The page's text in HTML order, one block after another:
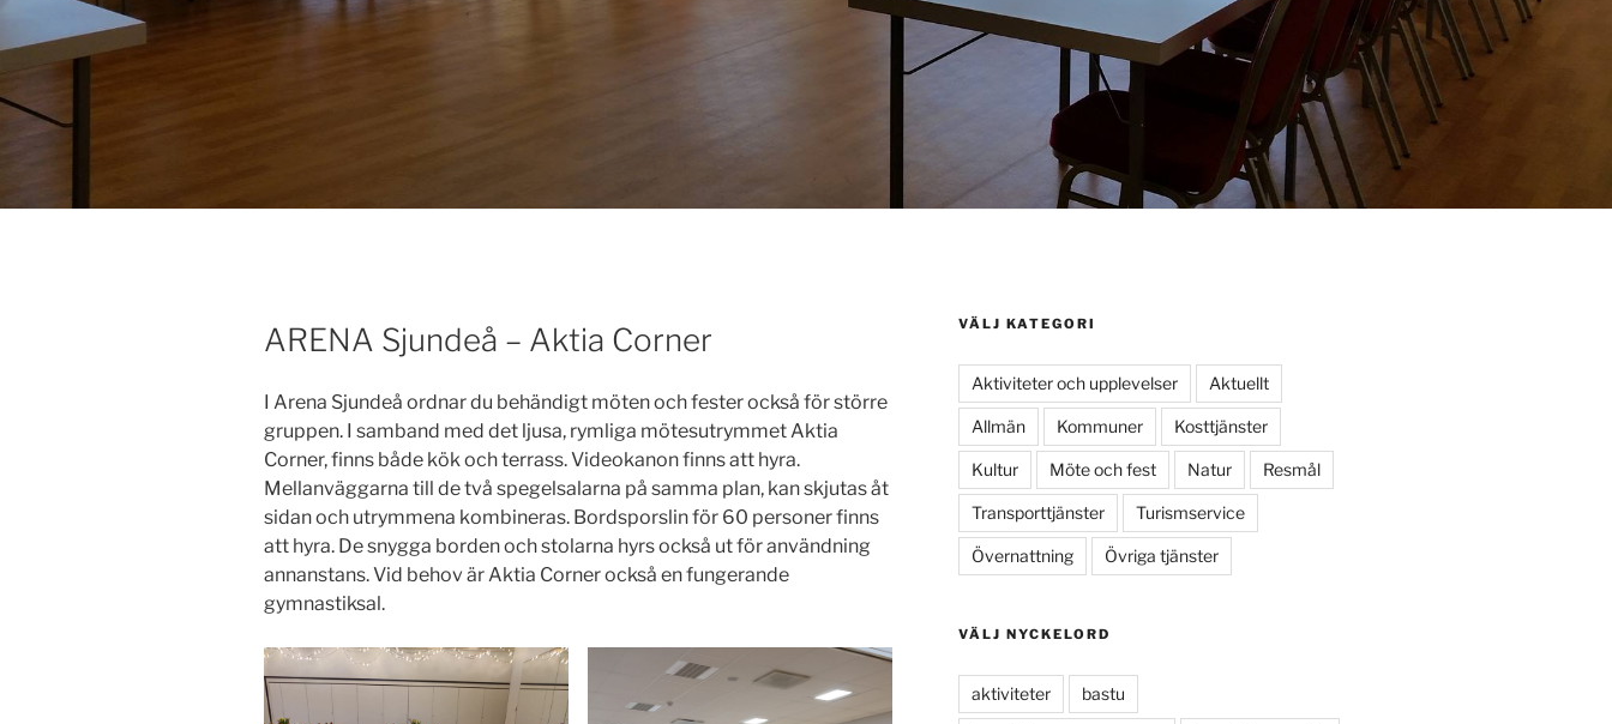
PUBLICERAT
ARENA Sjundeå – Aktia Corner
I Arena Sjundeå ordnar du behändigt möten och fester också för större
gruppen. I samband med det ljusa, rymliga mötesutrymmet Aktia
Corner, finns både kök och terrass. Videokanon finns att hyra.
Mellanväggarna till de två spegelsalarna på samma plan, kan skjutas åt
sidan och utrymmena kombineras. Bordsporslin för 60 personer finns
att hyra. De snygga borden och stolarna hyrs också ut för användning
annanstans. Vid behov är Aktia Corner också en fungerande
gymnastiksal.
VÄLJ KATEGORI
Aktiviteter och upplevelser Aktuellt
Allmän Kommuner Kosttjänster
Kultur Möte och fest Natur Resmål
Transporttjänster Turismservice
Övernattning Övriga tjänster
VÄLJ NYCKELORD
aktiviteter bastu